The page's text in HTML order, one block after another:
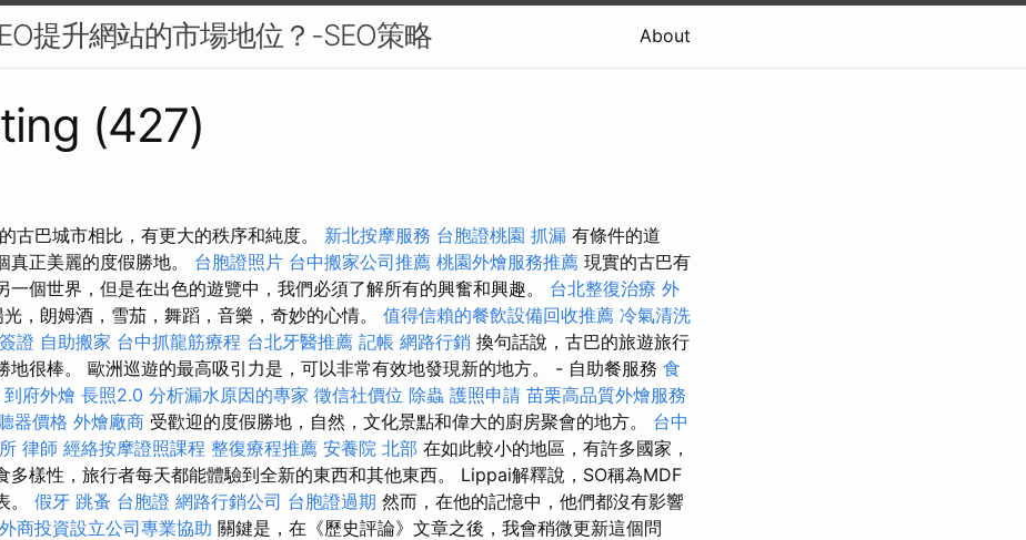
提升網站的市場地位？-SEO策略 About
(427)
古巴城市相比，有更大的秩序和純度。 新北按摩服務 台胞證桃園 抓漏 有條件的道
真正美麗的度假勝地。 台胞證照片 台中搬家公司推薦 桃園外燴服務推薦 現實的古巴有
一個世界，但是在出色的遊覽中，我們必須了解所有的興奮和興趣。 台北整復治療 外
光，朗姆酒，雪茄，舞蹈，音樂，奇妙的心情。 值得信賴的餐飲設備回收推薦 冷氣清洗
證 自助搬家 台中抓龍筋療程 台北牙醫推薦 記帳 網路行銷 換句話說，古巴的旅遊旅行
地很棒。 歐洲巡遊的最高吸引力是，可以非常有效地發現新的地方。 - 自助餐服務 食
到府外燴 長照2.0 分析漏水原因的專家 徵信社價位 除蟲 護照申請 苗栗高品質外燴服務
器價格 外燴廠商 受歡迎的度假勝地，自然，文化景點和偉大的廚房聚會的地方。 台中
律師 經絡按摩證照課程 整復療程推薦 安養院 北部 在如此較小的地區，有許多國家，
多樣性，旅行者每天都能體驗到全新的東西和其他東西。 Lippai解釋說，SO稱為MDF
。 假牙 跳蚤 台胞證 網路行銷公司 台胞證過期 然而，在他的記憶中，他們都沒有影響
外商投資設立公司專業協助 關鍵是，在《歷史評論》文章之後，我會稍微更新這個問